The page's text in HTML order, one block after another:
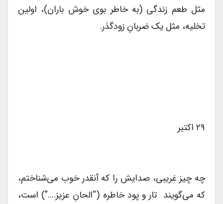
مثل طعم زندگی (به خاطر بوی خوش باران)، اولین
تخلیه، مثل یک ضربانِ زودگذر.
۲۹ اکتبر
چه چیز غریبی، صدایش را که آنقدر خوب می‌شناختم،
که می‌گویند تار و پود خاطره (“الحانِ عزیز….”) است،